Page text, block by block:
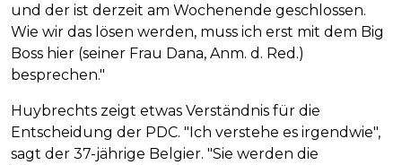
und der ist derzeit am Wochenende geschlossen.
Wie wir das lösen werden, muss ich erst mit dem Big
Boss hier (seiner Frau Dana, Anm. d. Red.)
besprechen."
Huybrechts zeigt etwas Verständnis für die
Entscheidung der PDC. "Ich verstehe es irgendwie",
sagt der 37-jährige Belgier. "Sie werden die